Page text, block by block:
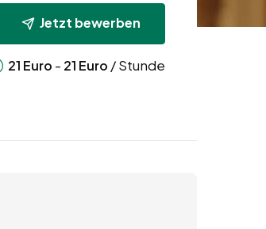
Jetzt bewerben
21 Euro - 21 Euro / Stunde